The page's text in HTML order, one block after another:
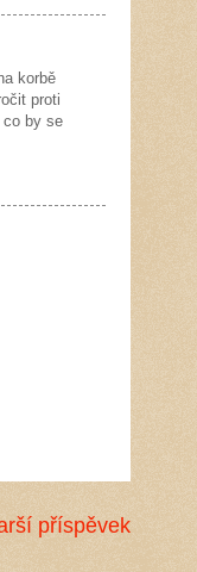
korbě
proti
co by se
příspěvek